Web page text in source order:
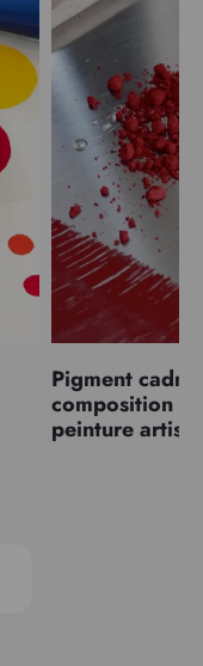
Pigment
composition
peinture